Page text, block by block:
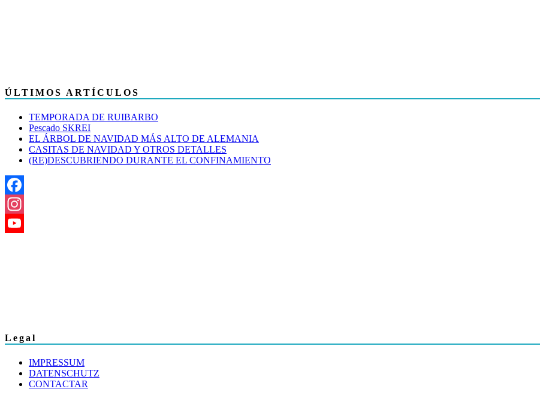
ÚLTIMOS ARTÍCULOS
TEMPORADA DE RUIBARBO
Pescado SKREI
EL ÁRBOL DE NAVIDAD MÁS ALTO DE ALEMANIA
CASITAS DE NAVIDAD Y OTROS DETALLES
(RE)DESCUBRIENDO DURANTE EL CONFINAMIENTO
Facebook
Instagram
Legal
IMPRESSUM
DATENSCHUTZ
CONTACTAR